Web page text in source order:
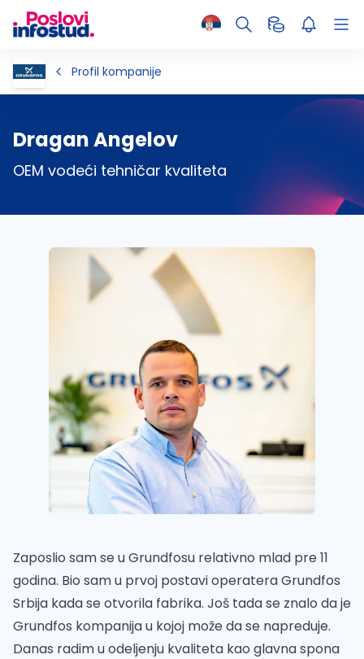
Profil kompanije
Dragan Angelov
OEM vodeći tehničar kvaliteta
Zaposlio sam se u Grundfosu relativno mlad pre 11
godina. Bio sam u prvoj postavi operatera Grundfos
Srbija kada se otvorila fabrika. Još tada se znalo da je
Grundfos kompanija u kojoj može da se napreduje.
Danas radim u odeljenju kvaliteta kao glavna spona